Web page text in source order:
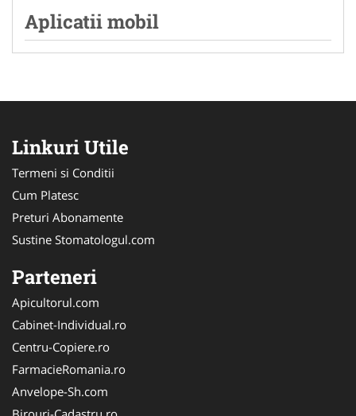
Aplicatii mobil
Linkuri Utile
Termeni si Conditii
Cum Platesc
Preturi Abonamente
Sustine Stomatologul.com
Parteneri
Apicultorul.com
Cabinet-Individual.ro
Centru-Copiere.ro
FarmacieRomania.ro
Anvelope-Sh.com